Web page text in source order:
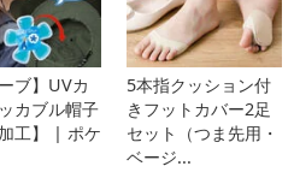
、高温や湿気の高い所を避けて保
合、カビ発生の原因になります。
のものです。配送時の衝撃で外袋
ますが、商品品質に問題がない限
ご了承ください。
ブ】UVカ
カブル帽子
加工】 | ポケ
5本指クッション付
きフットカバー2足
セット（つま先用・
ベージ...